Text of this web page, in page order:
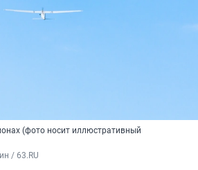
(фото носит иллюстративный
/ 63.RU